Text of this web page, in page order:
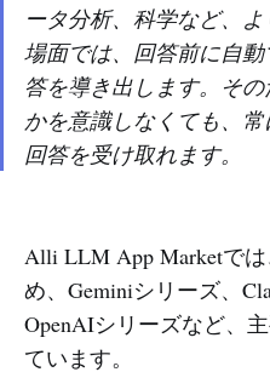
ータ分析、科学など、
場面では、回答前に自
答を導き出します。そ
かを意識しなくても、
回答を受け取れます。
Alli LLM App Marketで
め、Geminiシリーズ、
OpenAIシリーズなど、
ています。